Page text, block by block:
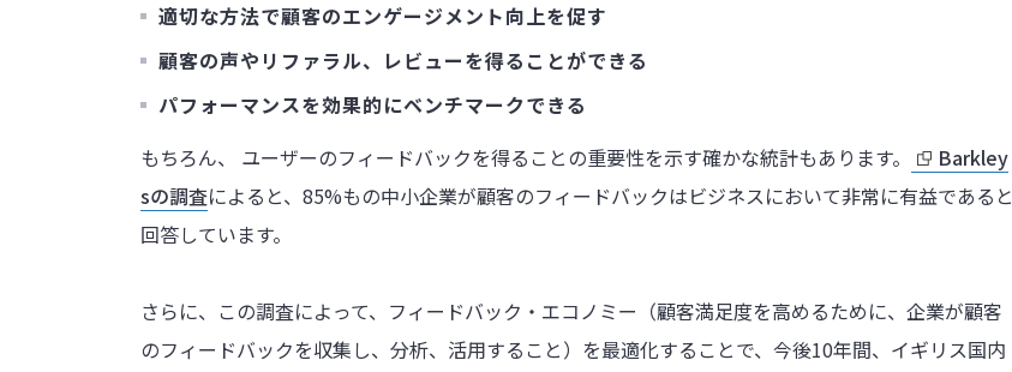
適切な方法で顧客のエンゲージメント向上を促す
顧客の声やリファラル、レビューを得ることができる
パフォーマンスを効果的にベンチマークできる
もちろん、 ユーザーのフィードバックを得ることの重要性を示す確かな統計もあります。
Barkley
sの調査によると、85%もの中小企業が顧客のフィードバックはビジネスにおいて非常に有益であると
回答しています。
さらに、この調査によって、フィードバック・エコノミー（顧客満足度を高めるために、企業が顧客
のフィードバックを収集し、分析、活用すること）を最適化することで、今後10年間、イギリス国内